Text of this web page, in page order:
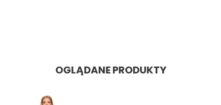
OGLĄDANE PRODUKTY